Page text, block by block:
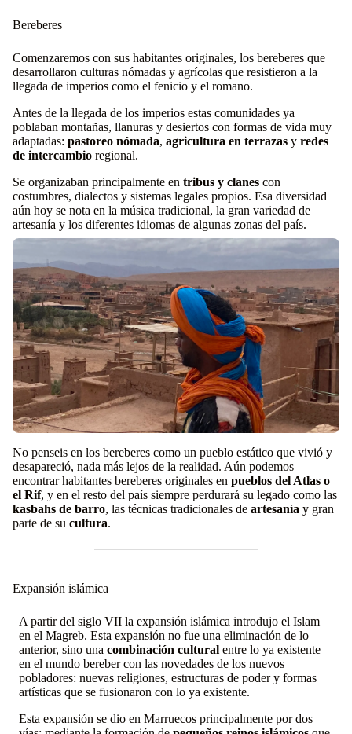
Bereberes
Comenzaremos con sus habitantes originales, los bereberes que
desarrollaron culturas nómadas y agrícolas que resistieron a la
llegada de imperios como el fenicio y el romano.
Antes de la llegada de los imperios estas comunidades ya
poblaban montañas, llanuras y desiertos con formas de vida muy
adaptadas: pastoreo nómada, agricultura en terrazas y redes
de intercambio regional.
Se organizaban principalmente en tribus y clanes con
costumbres, dialectos y sistemas legales propios. Esa diversidad
aún hoy se nota en la música tradicional, la gran variedad de
artesanía y los diferentes idiomas de algunas zonas del país.
No penseis en los bereberes como un pueblo estático que vivió y
desapareció, nada más lejos de la realidad. Aún podemos
encontrar habitantes bereberes originales en pueblos del Atlas o
el Rif, y en el resto del país siempre perdurará su legado como las
kasbahs de barro, las técnicas tradicionales de artesanía y gran
parte de su cultura.
Expansión islámica
A partir del siglo VII la expansión islámica introdujo el Islam
en el Magreb. Esta expansión no fue una eliminación de lo
anterior, sino una combinación cultural entre lo ya existente
en el mundo bereber con las novedades de los nuevos
pobladores: nuevas religiones, estructuras de poder y formas
artísticas que se fusionaron con lo ya existente.
Esta expansión se dio en Marruecos principalmente por dos